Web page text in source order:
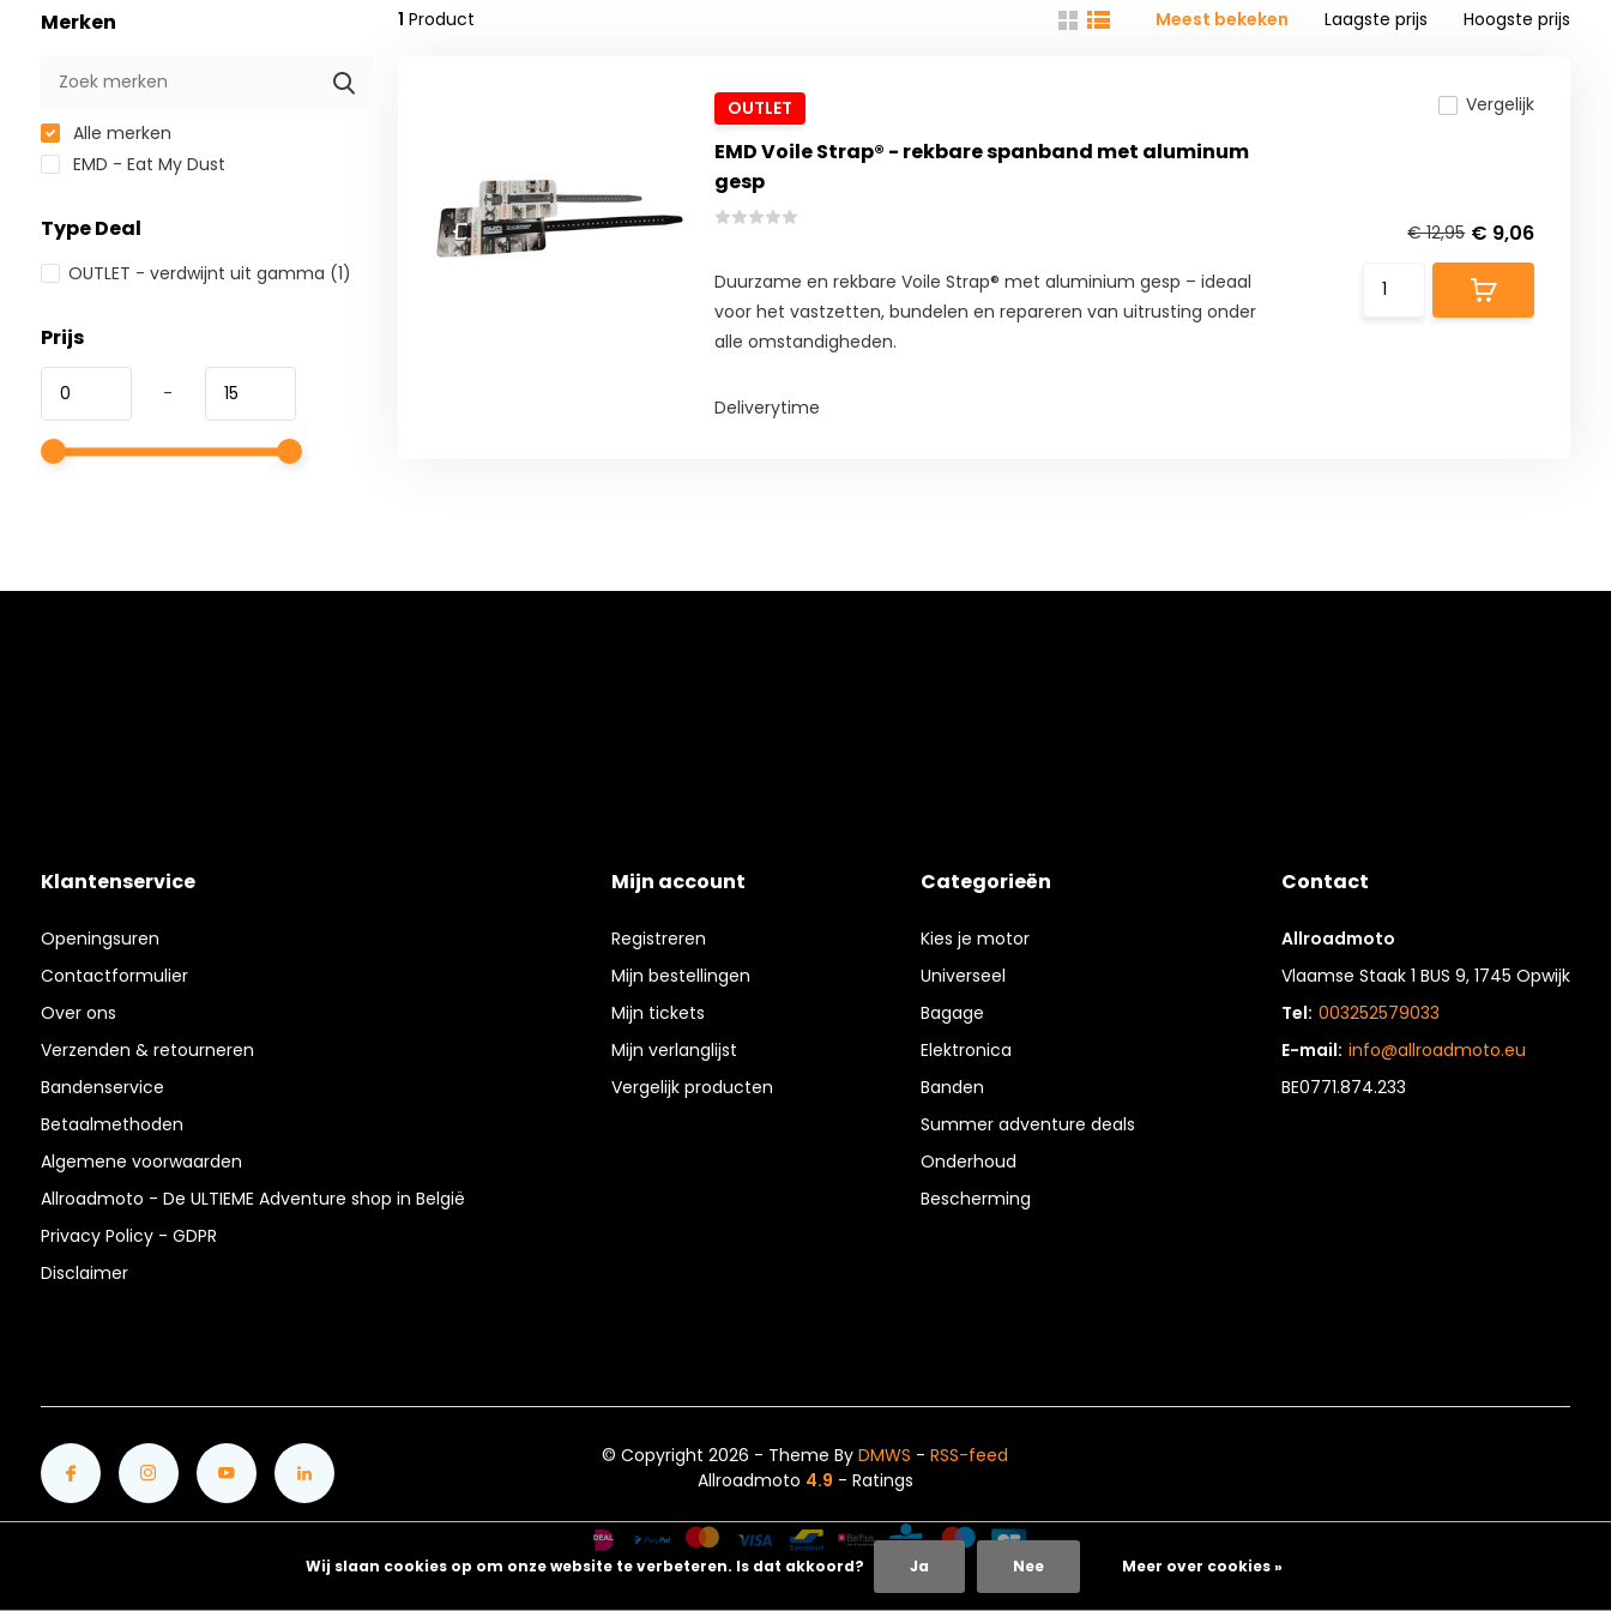
Merken
Alle merken
EMD - Eat My Dust
Type Deal
OUTLET - verdwijnt uit gamma (1)
Prijs
-
1 Product Meest bekeken Laagste prijs Hoogste prijs
OUTLET
EMD Voile Strap® - rekbare spanband met aluminum
gesp
Duurzame en rekbare Voile Strap® met aluminium gesp – ideaal
voor het vastzetten, bundelen en repareren van uitrusting onder
alle omstandigheden.
Deliverytime
Vergelijk
€ 12,95 € 9,06
Klantenservice
Openingsuren
Contactformulier
Over ons
Verzenden & retourneren
Bandenservice
Betaalmethoden
Algemene voorwaarden
Allroadmoto - De ULTIEME Adventure shop in België
Privacy Policy - GDPR
Disclaimer
Mijn account
Registreren
Mijn bestellingen
Mijn tickets
Mijn verlanglijst
Vergelijk producten
Categorieën
Kies je motor
Universeel
Bagage
Elektronica
Banden
Summer adventure deals
Onderhoud
Bescherming
Contact
Allroadmoto
Vlaamse Staak 1 BUS 9, 1745 Opwijk
Tel: 003252579033
E-mail: info@allroadmoto.eu
BE0771.874.233
© Copyright 2026 - Theme ByDMWS -RSS-feed
Allroadmoto 4.9 - Ratings
Wij slaan cookies op om onze website te verbeteren. Is dat akkoord? Ja Nee Meer over cookies »